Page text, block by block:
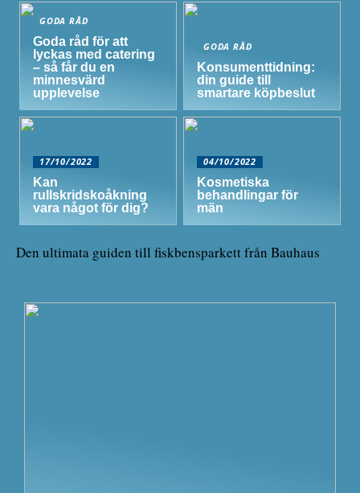
GODA RÅD
Goda råd för att
lyckas med catering
– så får du en
minnesvärd
upplevelse
GODA RÅD
Konsumenttidning:
din guide till
smartare köpbeslut
17/10/2022
Kan
rullskridskoåkning
vara något för dig?
04/10/2022
Kosmetiska
behandlingar för
män
Den ultimata guiden till fiskbensparkett från Bauhaus